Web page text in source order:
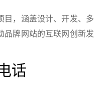
目，涵盖设计、开发、多
品牌网站的互联网创新发
话